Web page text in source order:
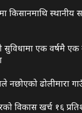
किसानमाथि स्थानीय
सुविधामा एक वर्षमै
नछोएको ढोलीमारा
विकास खर्च १६